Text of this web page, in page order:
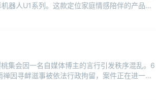
器人U1系列。这款定位家庭情感陪伴的产品，
集会因一名自媒体博主的言行引发秩序混乱。6
因寻衅滋事被依法行政拘留，案件正在进一步